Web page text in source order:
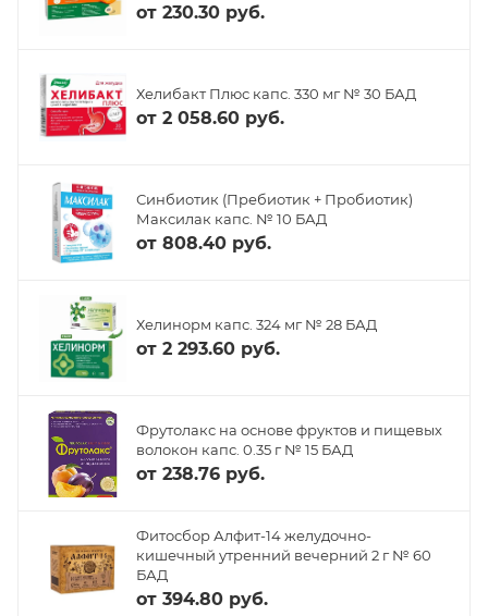
от 230.30 руб.
Хелибакт Плюс капс. 330 мг № 30 БАД
от 2 058.60 руб.
Синбиотик (Пребиотик + Пробиотик)
Максилак капс. № 10 БАД
от 808.40 руб.
Хелинорм капс. 324 мг № 28 БАД
от 2 293.60 руб.
Фрутолакс на основе фруктов и пищевых
волокон капс. 0.35 г № 15 БАД
от 238.76 руб.
Фитосбор Алфит-14 желудочно-
кишечный утренний вечерний 2 г № 60
БАД
от 394.80 руб.